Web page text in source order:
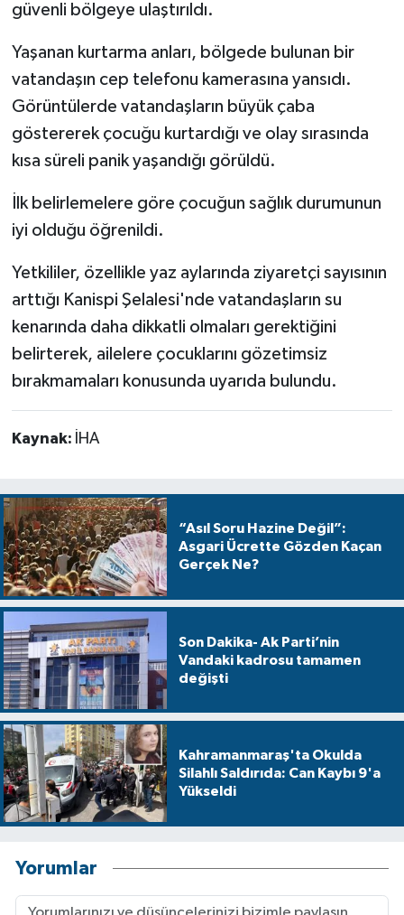
güvenli bölgeye ulaştırıldı.
Yaşanan kurtarma anları, bölgede bulunan bir
vatandaşın cep telefonu kamerasına yansıdı.
Görüntülerde vatandaşların büyük çaba
göstererek çocuğu kurtardığı ve olay sırasında
kısa süreli panik yaşandığı görüldü.
İlk belirlemelere göre çocuğun sağlık durumunun
iyi olduğu öğrenildi.
Yetkililer, özellikle yaz aylarında ziyaretçi sayısının
arttığı Kanispi Şelalesi'nde vatandaşların su
kenarında daha dikkatli olmaları gerektiğini
belirterek, ailelere çocuklarını gözetimsiz
bırakmamaları konusunda uyarıda bulundu.
Kaynak: İHA
“Asıl Soru Hazine Değil”:
Asgari Ücrette Gözden Kaçan
Gerçek Ne?
Son Dakika- Ak Parti’nin
Vandaki kadrosu tamamen
değişti
Kahramanmaraş'ta Okulda
Silahlı Saldırıda: Can Kaybı 9'a
Yükseldi
Yorumlar